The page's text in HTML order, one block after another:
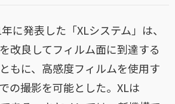
に発表した「XLシステム」は、
改良してフィルム面に到達する
もに、高感度フィルムを使用す
の撮影を可能とした。XLは